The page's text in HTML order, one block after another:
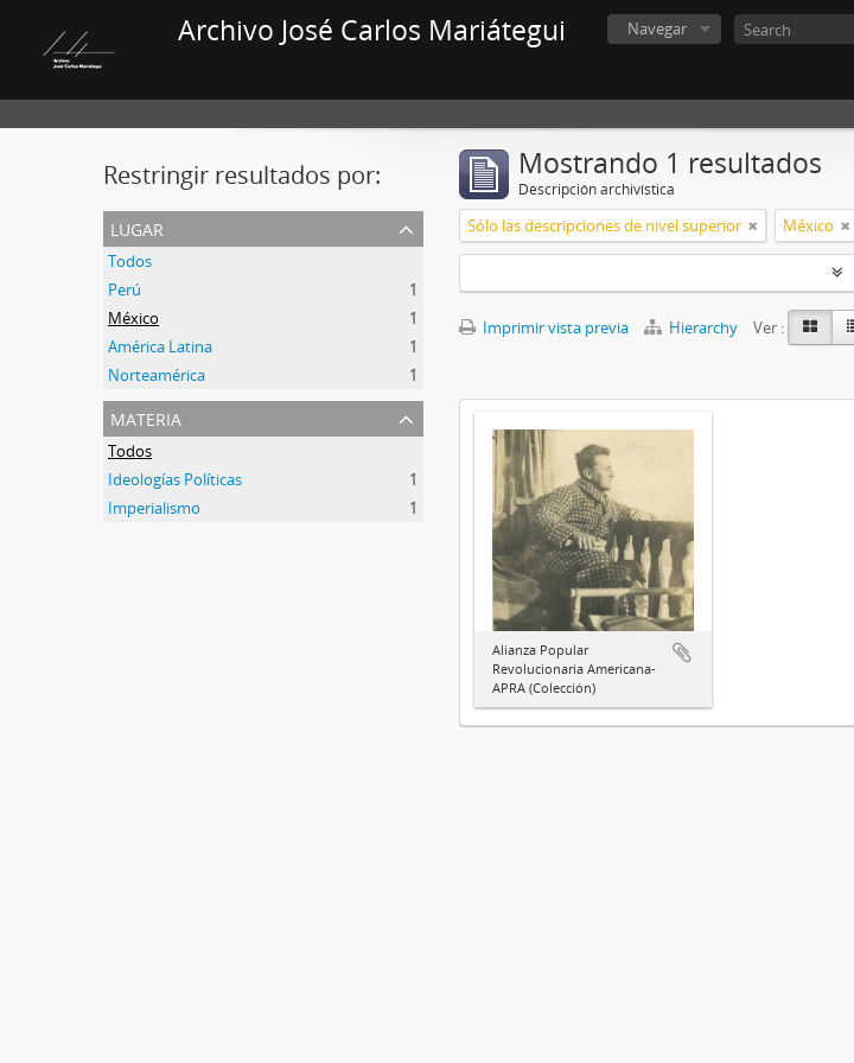
Archivo José Carlos Mariátegui Navegar
Restringir resultados por:
lugar
Todos
Perú
1
México
1
América Latina
1
Norteamérica
1
materia
Todos
Ideologías Políticas
1
Imperialismo
1
Mostrando 1 resultados
Descripción archivística
Sólo las descripciones de nivel superior México
Imprimir vista previa Hierarchy
Ver :
Alianza Popular
Revolucionaria Americana-
APRA (Colección)